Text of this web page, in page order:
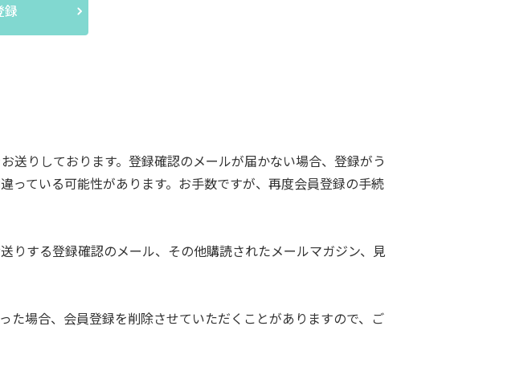
録
送りしております。登録確認のメールが届かない場合、登録がう
っている可能性があります。お手数ですが、再度会員登録の手続
りする登録確認のメール、その他購読されたメールマガジン、見
た場合、会員登録を削除させていただくことがありますので、ご